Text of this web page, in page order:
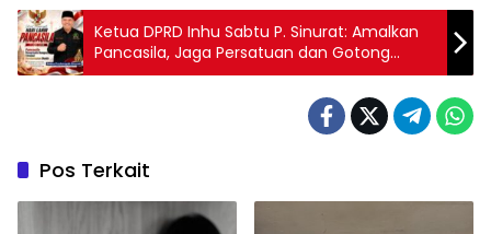
Ketua DPRD Inhu Sabtu P. Sinurat: Amalkan
Pancasila, Jaga Persatuan dan Gotong
Royong untuk Indonesia Maju
Pos Terkait